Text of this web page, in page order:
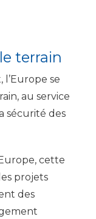
terrain
l’Europe se
au service
sécurité des
cette
projets
des